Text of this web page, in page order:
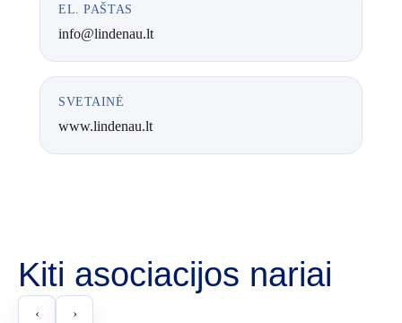
EL. PAŠTAS
info@lindenau.lt
SVETAINĖ
www.lindenau.lt
Kiti asociacijos nariai
‹ ›